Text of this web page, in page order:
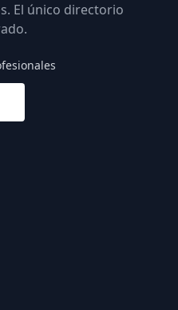
El único directorio